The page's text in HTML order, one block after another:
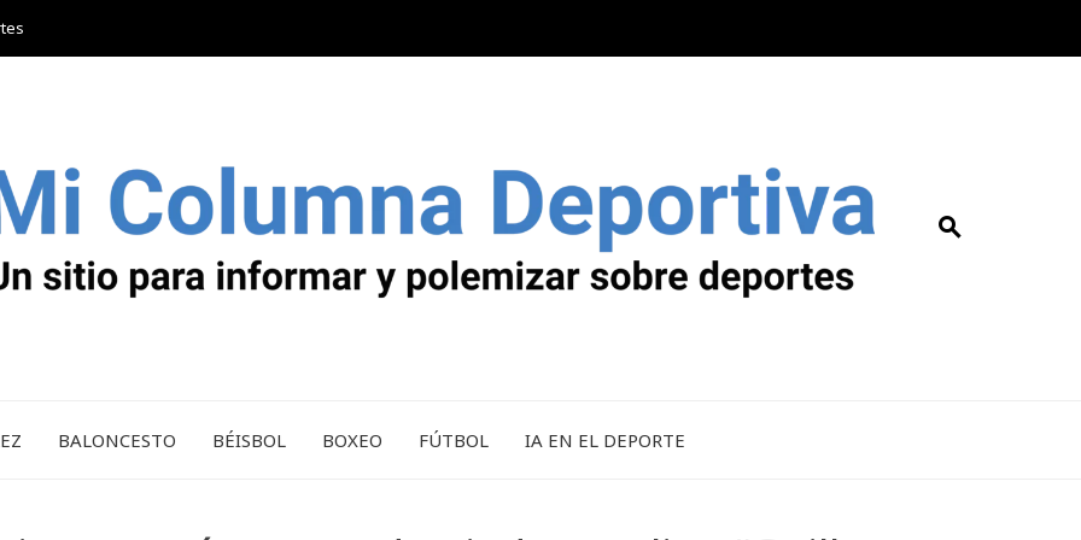
BALONCESTO BÉISBOL BOXEO FÚTBOL IA EN EL DEPORTE